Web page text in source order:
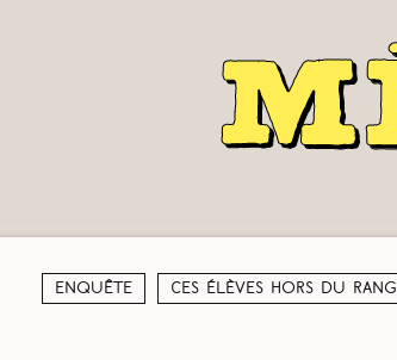
Enquête Ces élèves hors du rang